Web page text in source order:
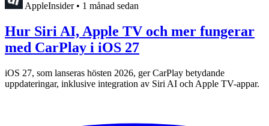
AppleInsider • 1 månad sedan
Hur Siri AI, Apple TV och mer fungerar
med CarPlay i iOS 27
iOS 27, som lanseras hösten 2026, ger CarPlay betydande
uppdateringar, inklusive integration av Siri AI och Apple TV-appar.